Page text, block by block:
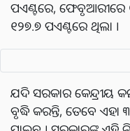
ପଏଣ୍ଟରେ, ଫେବୃଆରୀରେ
୧୨୭.୭ ପଏଣ୍ଟରେ ଥିଲା ।
ଯଦି ସରକାର କେନ୍ଦ୍ରୀୟ
ବୃଦ୍ଧି କରନ୍ତି, ତେବେ ଏହା